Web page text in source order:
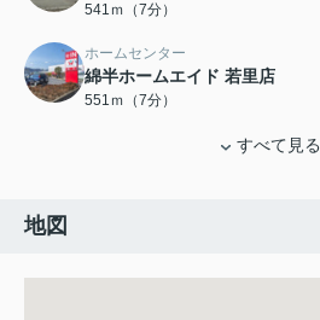
541ｍ（7分）
ホームセンター
綿半ホームエイド 若里店
551ｍ（7分）
すべて見る
地図